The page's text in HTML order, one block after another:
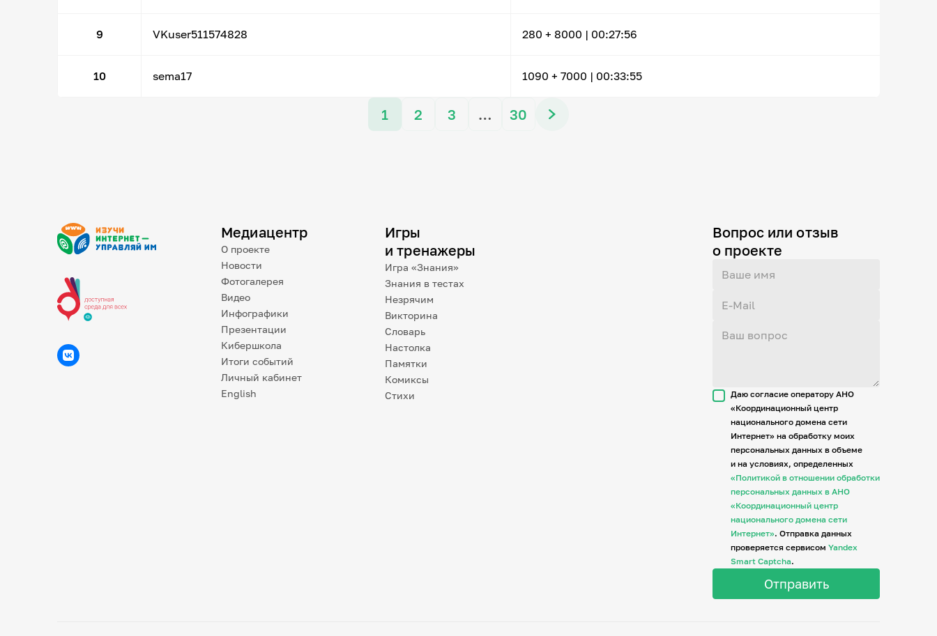
9 VKuser511574828 280 + 8000 | 00:27:56
10 sema17 1090 + 7000 | 00:33:55
1 2 3 … 30
Медиацентр
О проекте
Новости
Фотогалерея
Видео
Инфографики
Презентации
Кибершкола
Итоги событий
Личный кабинет
English
Игры
и тренажеры
Игра «Знания»
Знания в тестах
Незрячим
Викторина
Словарь
Настолка
Памятки
Комиксы
Стихи
Вопрос или отзыв
о проекте
Даю согласие оператору АНО
«Координационный центр
национального домена сети
Интернет» на обработку моих
персональных данных в объеме
и на условиях, определенных
«Политикой в отношении обработки
персональных данных в АНО
«Координационный центр
национального домена сети
Интернет». Отправка данных
проверяется сервисом Yandex
Smart Captcha.